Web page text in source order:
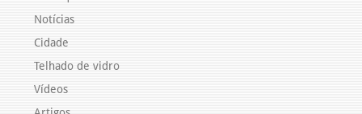
Notícias
Cidade
Telhado de vidro
Vídeos